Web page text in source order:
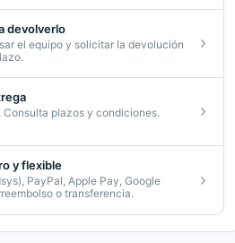
devolverlo
el equipo y solicitar la devolución
Consulta plazos y condiciones.
y flexible
PayPal, Apple Pay, Google
o transferencia.